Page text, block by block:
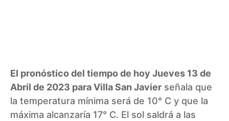
El pronóstico del tiempo de hoy Jueves 13 de
Abril de 2023 para Villa San Javier señala que
la temperatura mínima será de 10° C y que la
máxima alcanzaría 17° C. El sol saldrá a las